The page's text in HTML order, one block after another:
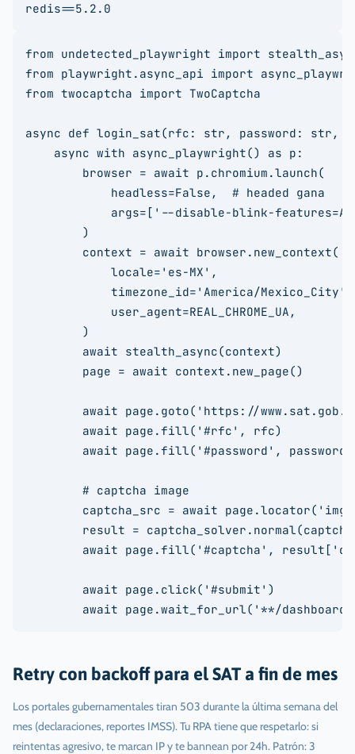
redis==5.2.0
from undetected_playwright import
from playwright.async_api import
from twocaptcha import TwoCaptcha
async def login_sat(rfc: str, password: str,
    async with async_playwright() as p:
        browser = await p.chromium.launch(
            headless=False,  # headed gana
args=['--disable-blink-
        )
        context = await browser.new_context(
            locale='es-MX',
            timezone_id='America/Mexico_City',
            user_agent=REAL_CHROME_UA,
        )
        await stealth_async(context)
        page = await context.new_page()
await page.goto('https://
        await page.fill('#rfc', rfc)
        await page.fill('#password', password)
        # captcha image
captcha_src = await
result =
await page.fill('#captcha',
        await page.click('#submit')
await page.wait_for_url('**/
Retry con backoff para el SAT a fin de mes
Los portales gubernamentales tiran 503 durante la última semana del
mes (declaraciones, reportes IMSS). Tu RPA tiene que respetarlo: si
reintentas agresivo, te marcan IP y te bannean por 24h. Patrón: 3